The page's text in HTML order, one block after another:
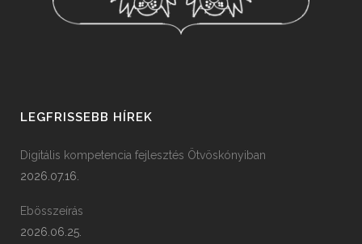
LEGFRISSEBB HÍREK
Digitális kompetencia fejlesztés Ötvöskónyiban
2026.07.16.
Ebösszeírás
2026.06.25.